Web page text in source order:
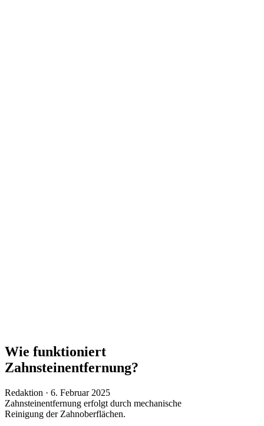
Wie funktioniert
Zahnsteinentfernung?
Redaktion · Veröffentlicht
am
6. Februar 2025
Zahnsteinentfernung erfolgt durch mechanische
Reinigung der Zahnoberflächen.